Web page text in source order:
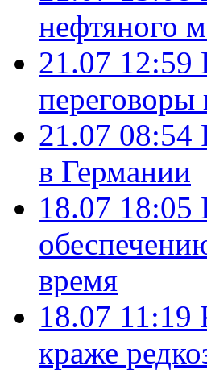
нефтяного
21.07 12:59
21.07 08:54
в Германии
18.07 18:05
время
18.07 11:19
краже